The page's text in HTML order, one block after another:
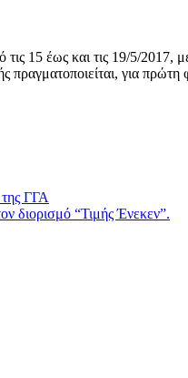
15 έως και τις 19/5/2017,
πραγματοποιείται, για
ΓΓΑ
διορισμό “Τιμής Ένεκεν”.